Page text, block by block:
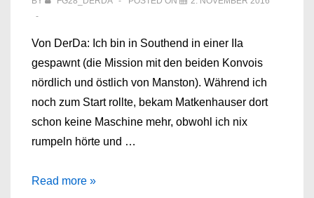
Von DerDa: Ich bin in Southend in einer IIa
gespawnt (die Mission mit den beiden Konvois
nördlich und östlich von Manston). Während ich
noch zum Start rollte, bekam Matkenhauser dort
schon keine Maschine mehr, obwohl ich nix
rumpeln hörte und …
Sonntag,
Read more »